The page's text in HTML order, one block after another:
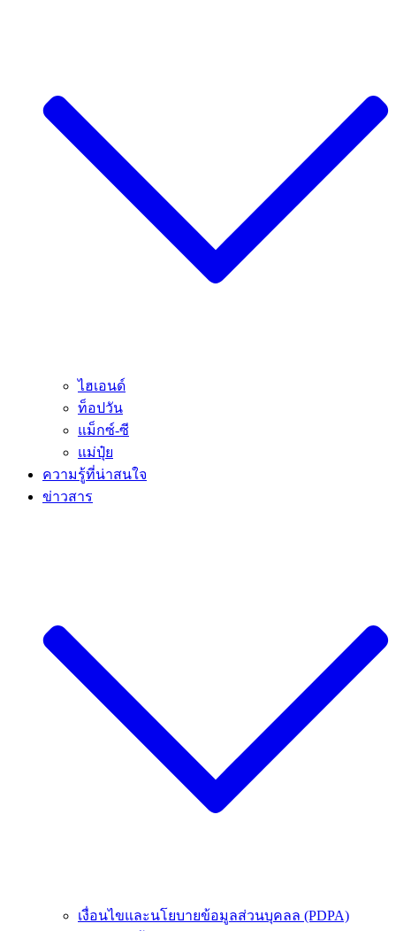
ไฮเอนด์
ท็อปวัน
แม็กซ์-ซี
แม่ปุ๋ย
ความรู้ที่น่าสนใจ
ข่าวสาร
เงื่อนไขและนโยบายข้อมูลส่วนบุคลล (PDPA)